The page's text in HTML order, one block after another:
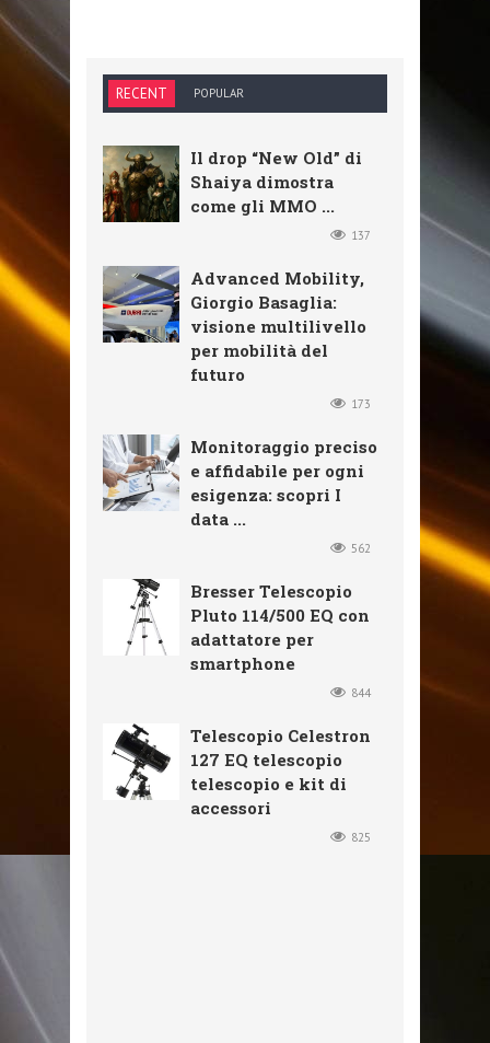
RECENT POPULAR
Il drop “New Old” di
Shaiya dimostra
come gli MMO ...
137
Advanced Mobility,
Giorgio Basaglia:
visione multilivello
per mobilità del
futuro
173
Monitoraggio preciso
e affidabile per ogni
esigenza: scopri I
data ...
562
Bresser Telescopio
Pluto 114/500 EQ con
adattatore per
smartphone
844
Telescopio Celestron
127 EQ telescopio
telescopio e kit di
accessori
825